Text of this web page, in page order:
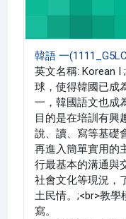
韓語 一
英文名稱: Korean I
球，使得韓國已成
一，韓國語文也成
目的是在培訓有興
說、讀、寫等基礎
再進入簡單實用的
行最基本的溝通與
社會文化等現況，
土民情。;<br>教
寫。